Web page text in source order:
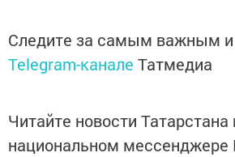
Следите за самым важным
Telegram-канале Татмедиа
Читайте новости Татарстана
национальном мессенджере